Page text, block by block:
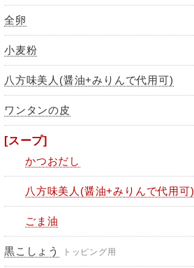
全卵
小麦粉
八方味美人(醤油+みりんで代用可)
ワンタンの皮
[スープ]
かつおだし
八方味美人(醤油+みりんで代用可)
ごま油
黒こしょう トッピング用